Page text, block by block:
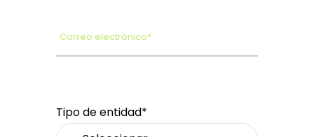
Correo electrónico*
Tipo de entidad*